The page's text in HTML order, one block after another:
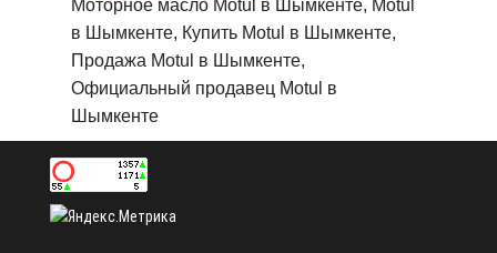
Моторное масло Motul в Шымкенте, Motul
в Шымкенте, Купить Motul в Шымкенте,
Продажа Motul в Шымкенте,
Официальный продавец Motul в
Шымкенте